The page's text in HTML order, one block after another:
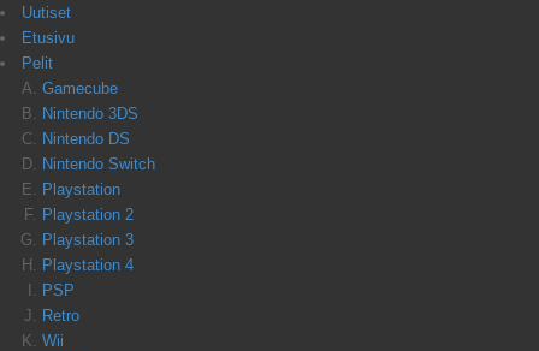
Uutiset
Etusivu
Pelit
Gamecube
Nintendo 3DS
Nintendo DS
Nintendo Switch
Playstation
Playstation 2
Playstation 3
Playstation 4
PSP
Retro
Wii